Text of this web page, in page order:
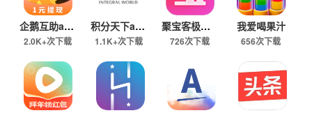
企鹅互助app
2.0K+次下载
积分天下app
1.1K+次下载
聚宝客极速版
726次下载
我爱喝果汁
656次下载